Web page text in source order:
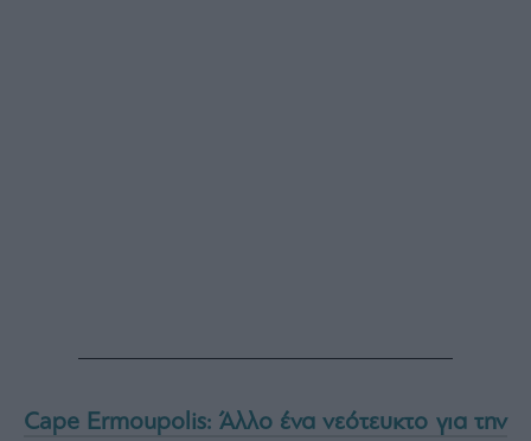
Cape Ermoupolis: Άλλο ένα νεότευκτο για την